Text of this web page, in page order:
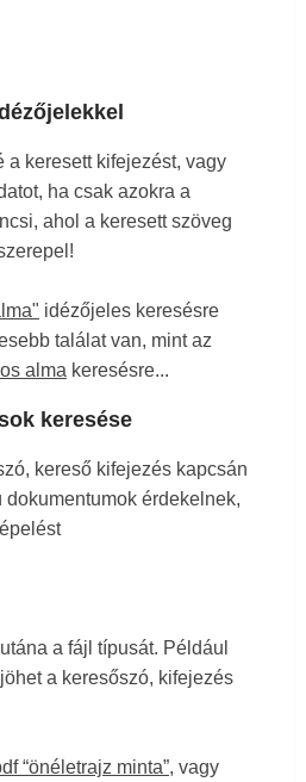
a keresett kifejezést, vagy
ha csak azokra a
ahol a keresett szöveg
idézőjeles keresésre
találat van, mint az
alma keresésre...
keresése
kereső kifejezés kapcsán
érdekelnek,
a fájl típusát. Például
a keresőszó, kifejezés
“önéletrajz minta”, vagy